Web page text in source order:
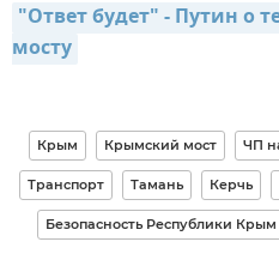
"Ответ будет" - Путин о
мосту
Крым Крымский мост ЧП
Транспорт Тамань Керчь
Безопасность Республики Крым